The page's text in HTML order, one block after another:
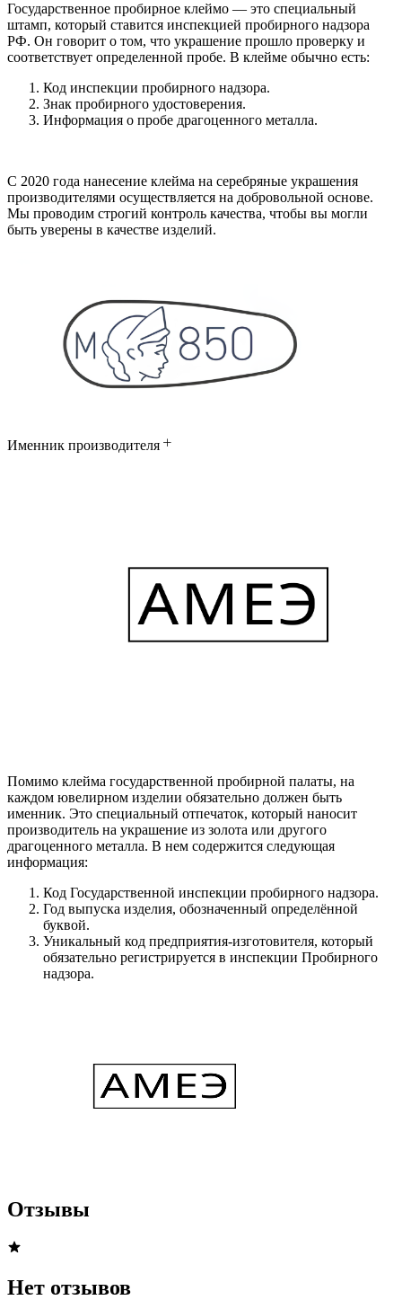
Государственное пробирное клеймо — это специальный
штамп, который ставится инспекцией пробирного надзора
РФ. Он говорит о том, что украшение прошло проверку и
соответствует определенной пробе. В клейме обычно есть:
Код инспекции пробирного надзора.
Знак пробирного удостоверения.
Информация о пробе драгоценного металла.
С 2020 года нанесение клейма на серебряные украшения
производителями осуществляется на добровольной основе.
Мы проводим строгий контроль качества, чтобы вы могли
быть уверены в качестве изделий.
Именник производителя
Помимо клейма государственной пробирной палаты, на
каждом ювелирном изделии обязательно должен быть
именник. Это специальный отпечаток, который наносит
производитель на украшение из золота или другого
драгоценного металла. В нем содержится следующая
информация:
Код Государственной инспекции пробирного надзора.
Год выпуска изделия, обозначенный определённой
буквой.
Уникальный код предприятия-изготовителя, который
обязательно регистрируется в инспекции Пробирного
надзора.
Отзывы
Нет отзывов